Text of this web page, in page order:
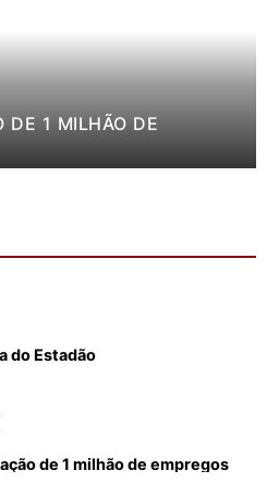
DE 1 MILHÃO DE
do Estadão
de 1 milhão de empregos